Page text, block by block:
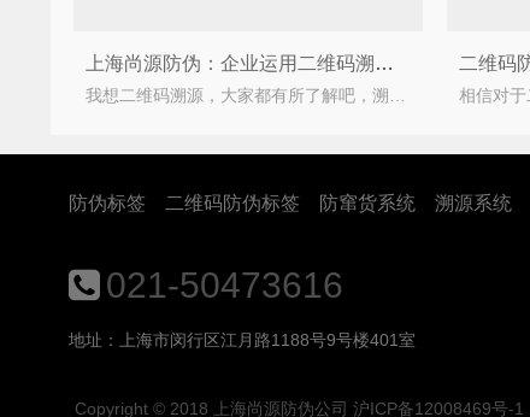
上海尚源防伪：企业运用二维码溯源系统的优势
我想二维码溯源，大家都有所了解吧，溯源，追本溯源，探寻事务的根本、源头；二维码溯源系统其实就是给每一
防伪标签 二维码防伪标签 防窜货系统 溯源系统
021-50473616
地址：上海市闵行区江月路1188号9号楼401室
Copyright © 2018 上海尚源防伪公司 沪ICP备12008469号-1